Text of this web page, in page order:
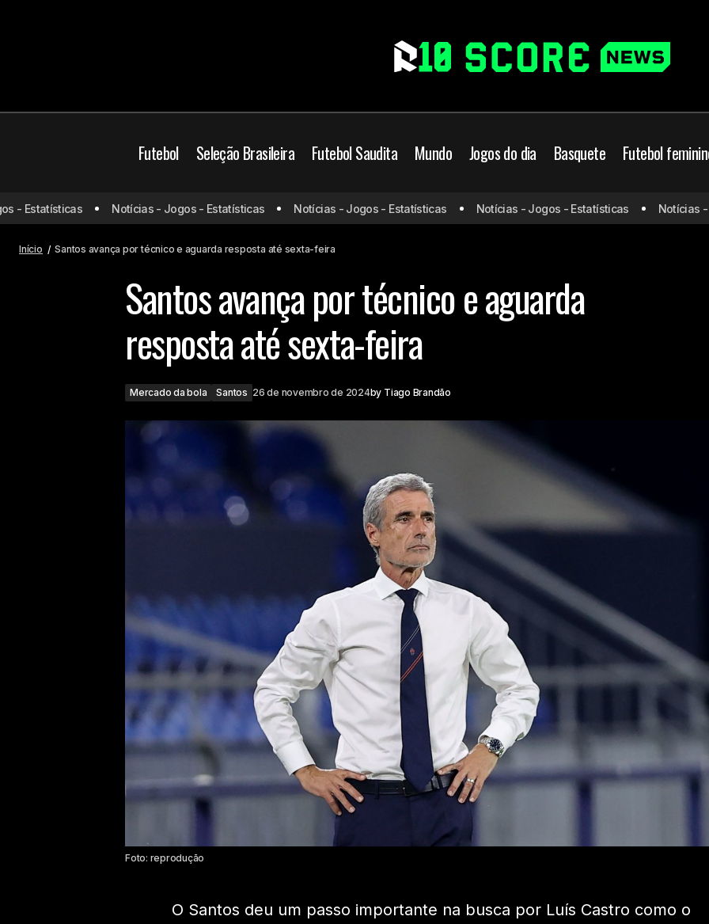
Futebol Seleção Brasileira Futebol Saudita Mundo Jogos do dia Basquete Futebol
Jogos de hoje (26/11/24) ao vivo de
futebol: onde assistir e horário
Mercado da bola Santos Santos avança por técnico e aguarda resposta
Estatísticas Notícias - Jogos - Estatísticas Notícias - Jogos - Estatísticas Notícias - Jogos - Estatísticas Notícias -
Início Santos avança por técnico e aguarda resposta até sexta-feira
Santos avança por técnico e aguarda
resposta até sexta-feira
Mercado da bola Santos 26 de novembro de 2024by Tiago Brandão
Foto: reprodução
O Santos deu um passo importante na busca por Luís Castro como o